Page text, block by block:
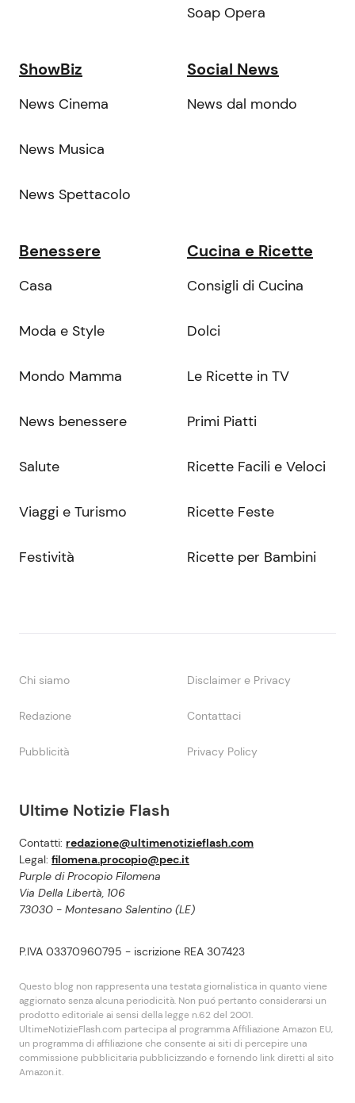
Ultime Notizie Flash
Contatti: redazione@ultimenotizieflash.com
Legal: filomena.procopio@pec.it
Purple di Procopio Filomena
Via Della Libertà, 106
73030 - Montesano Salentino (LE)
P.IVA 03370960795 - iscrizione REA 307423
Questo blog non rappresenta una testata giornalistica in quanto viene
aggiornato senza alcuna periodicità. Non puó pertanto considerarsi un
prodotto editoriale ai sensi della legge n.62 del 2001.
UltimeNotizieFlash.com partecipa al programma Affiliazione Amazon EU,
un programma di affiliazione che consente ai siti di percepire una
commissione pubblicitaria pubblicizzando e fornendo link diretti al sito
Amazon.it.
Soap Opera
ShowBiz
News Cinema
News Musica
News Spettacolo
Social News
News dal mondo
Benessere
Casa
Moda e Style
Mondo Mamma
News benessere
Salute
Viaggi e Turismo
Festività
Cucina e Ricette
Consigli di Cucina
Dolci
Le Ricette in TV
Primi Piatti
Ricette Facili e Veloci
Ricette Feste
Ricette per Bambini
Chi siamo Disclaimer e Privacy
Redazione Contattaci
Pubblicità Privacy Policy